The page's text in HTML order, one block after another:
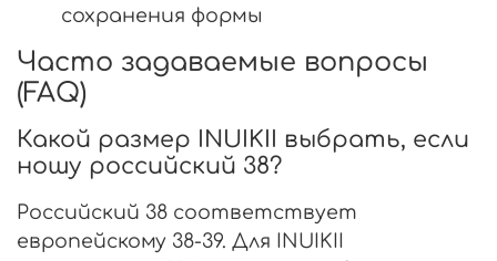
сохранения формы
Часто задаваемые вопросы
(FAQ)
Какой размер INUIKII выбрать, если
ношу российский 38?
Российский 38 соответствует
европейскому 38-39. Для INUIKII